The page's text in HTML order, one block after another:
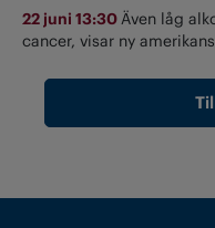
22 juni 13:30Även låg
cancer, visar ny